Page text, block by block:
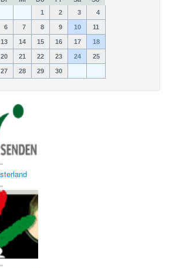
1
2 3 4
6 7 8 9 10 11
13 14 15 16 17 18
20 21 22 23 24 25
27 28 29 30